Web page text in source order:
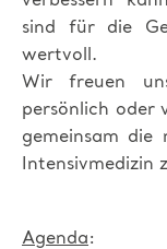
sind für die
wertvoll.
Wir freuen
persönlich oder
gemeinsam die
Intensivmedizin
Agenda: